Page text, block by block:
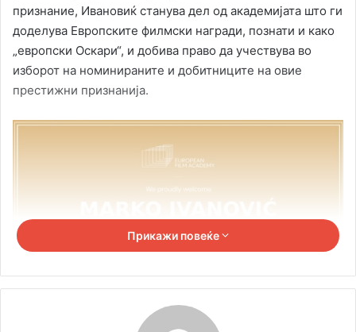
признание, Ивановиќ станува дел од академијата што ги
доделува Европските филмски награди, познати и како
„европски Оскари“, и добива право да учествува во
изборот на номинираните и добитниците на овие
престижни признанија.
Оваа чест претставува уште една потврда за успешниот
меѓународен пат на актерот, кој во изминатиот период
Прикажи повеќе